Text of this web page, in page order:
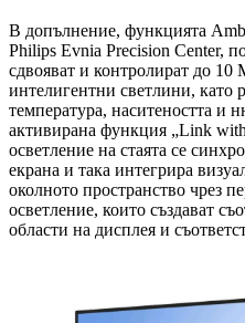
В допълнение, функцията
Philips Evnia Precision Center,
сдвояват и контролират до 10
интелигентни светлини, като
температура, наситеността и
активирана функция „Link
осветление на стаята се
екрана и така интегрира
околното пространство чрез
осветление, които създават
области на дисплея и